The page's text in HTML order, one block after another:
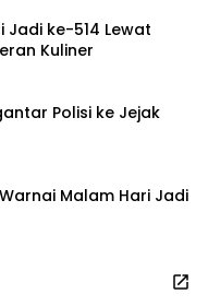
Jadi ke-514 Lewat
Kuliner
Polisi ke Jejak
Malam Hari Jadi